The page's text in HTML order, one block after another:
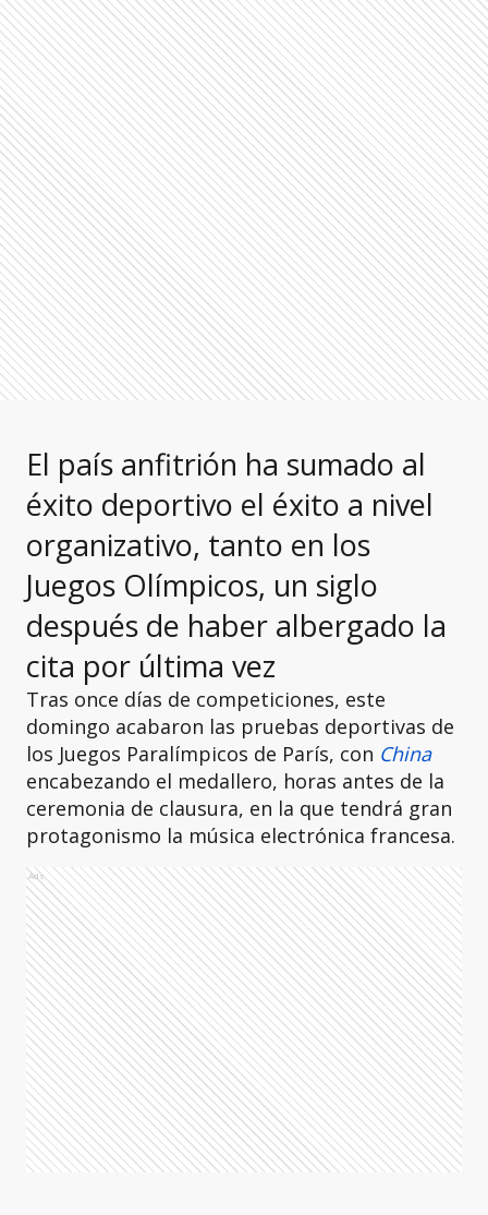
El país anfitrión ha sumado al
éxito deportivo el éxito a nivel
organizativo, tanto en los
Juegos Olímpicos, un siglo
después de haber albergado la
cita por última vez
Tras once días de competiciones, este
domingo acabaron las pruebas deportivas de
los Juegos Paralímpicos de París, con China
encabezando el medallero, horas antes de la
ceremonia de clausura, en la que tendrá gran
protagonismo la música electrónica francesa.
Ads